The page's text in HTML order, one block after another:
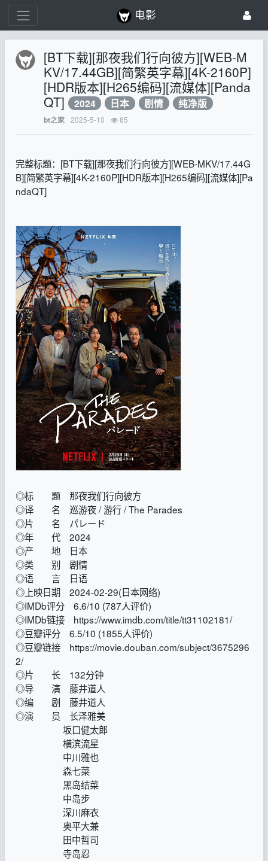
电影
[BT下载][那夜我们行向彼方][WEB-M
KV/17.44GB][简繁英字幕][4K-2160P]
[HDR版本][H265编码][流媒体][Panda
QT] 2024 日本 剧情 纯净版
bt之家 2025-5-10 85
完整标题：[BT下载][那夜我们行向彼方][WEB-MKV/17.44G
B][简繁英字幕][4K-2160P][HDR版本][H265编码][流媒体][Pa
ndaQT]
◎标 题 那夜我们行向彼方
◎译 名 巡游夜 / 游行 / The Parades
◎片 名 パレード
◎年 代 2024
◎产 地 日本
◎类 别 剧情
◎语 言 日语
◎上映日期 2024-02-29(日本网络)
◎IMDb评分 6.6/10 (787人评价)
◎IMDb链接 https://www.imdb.com/title/tt31102181/
◎豆瓣评分 6.5/10 (1855人评价)
◎豆瓣链接 https://movie.douban.com/subject/3675296
2/
◎片 长 132分钟
◎导 演 藤井道人
◎编 剧 藤井道人
◎演 员 长泽雅美
坂口健太郎
横滨流星
中川雅也
森七菜
黑岛结菜
中岛步
深川麻衣
奥平大兼
田中哲司
寺岛忍